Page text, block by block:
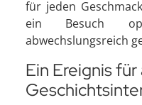
für jeden
ein Besuch
abwechslungsreich
Ein Ereignis für